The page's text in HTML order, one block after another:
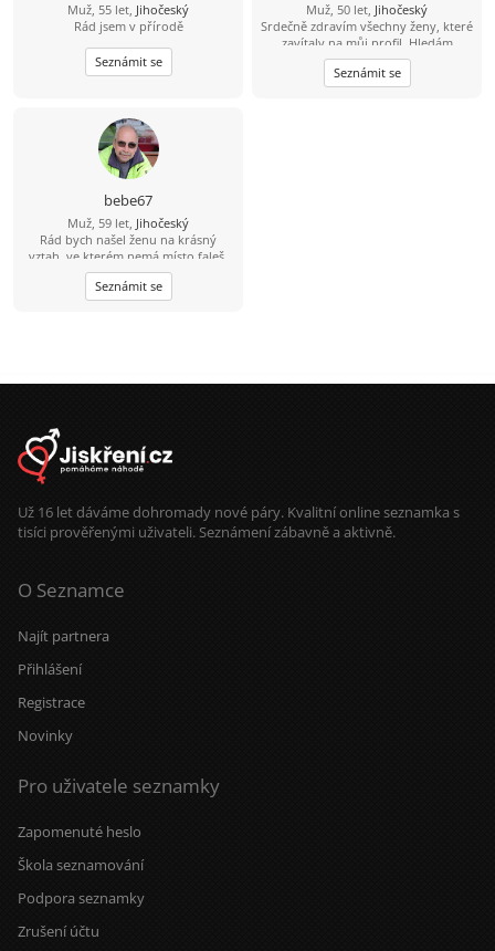
Muž, 55 let, Jihočeský
Rád jsem v přírodě
Seznámit se
Muž, 50 let, Jihočeský
Srdečně zdravím všechny ženy, které
zavítaly na můj profil. Hledám
pohodovou ženu, která pečuje o své
tělo i duši, žije vědomě a aktivně.
Jsem člověk, který ví, že hledá jednu
Seznámit se
bebe67
Muž, 59 let, Jihočeský
Rád bych našel ženu na krásný
vztah, ve kterém nemá místo faleš.
Ženu které bych mohl věřit.
Seznámit se
Už 16 let dáváme dohromady nové páry. Kvalitní online seznamka s
tisíci prověřenými uživateli. Seznámení zábavně a aktivně.
O Seznamce
Najít partnera
Přihlášení
Registrace
Novinky
Pro uživatele seznamky
Zapomenuté heslo
Škola seznamování
Podpora seznamky
Zrušení účtu